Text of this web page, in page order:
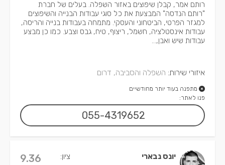
רותם אמר, קבלן שיפוצים באזור השפלה. בעלים של חברת
"רותם הנדסה" המבצעת את כל סוגי עבודות הבנייה והשיפוצים
למגזר הפרטי, הביטחוני והעסקי. מתמחה בעבודות בנייה והריסה,
עבודות אינסטלציה, חשמל, ריצוף, טיח, גבס וצבע. כמו כן מבצע
עבודות שיש ואבן,...
איזורי שירות: השפלה והסביבה, דרום
מתפנה בעוד יותר מחודשיים
פנו לאתר:
055-4319652
יונס נבארי ציון: 9.36